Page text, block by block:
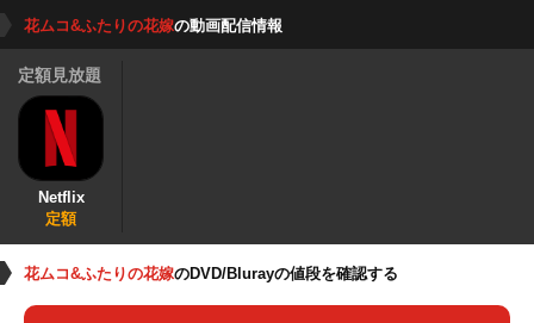
花ムコ&ふたりの花嫁の動画配信情報
定額見放題
Netflix
定額
花ムコ&ふたりの花嫁のDVD/Blurayの値段を確認する